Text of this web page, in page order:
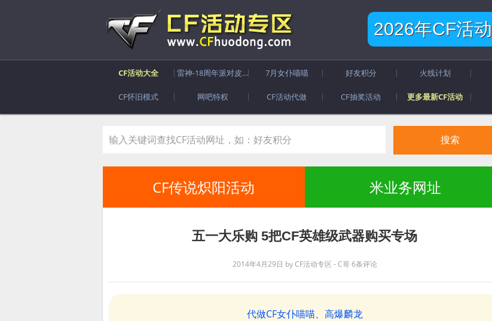
2026年CF活
CF活动大全 雷神-18周年派对皮肤 7月女仆喵喵 好友积分 火线计划
CF怀旧模式 网吧特权 CF活动代做 CF抽奖活动 更多最新CF活动
CF传说炽阳活动 米业务网址
五一大乐购 5把CF英雄级武器购买专场
2014年4月29日 byCF活动专区 - C哥 6条评论
代做CF女仆喵喵、高爆麟龙